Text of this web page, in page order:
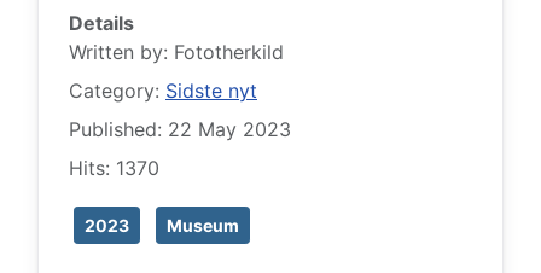
Details
Written by: Fototherkild
Category: Sidste nyt
Published: 22 May 2023
Hits: 1370
2023 Museum